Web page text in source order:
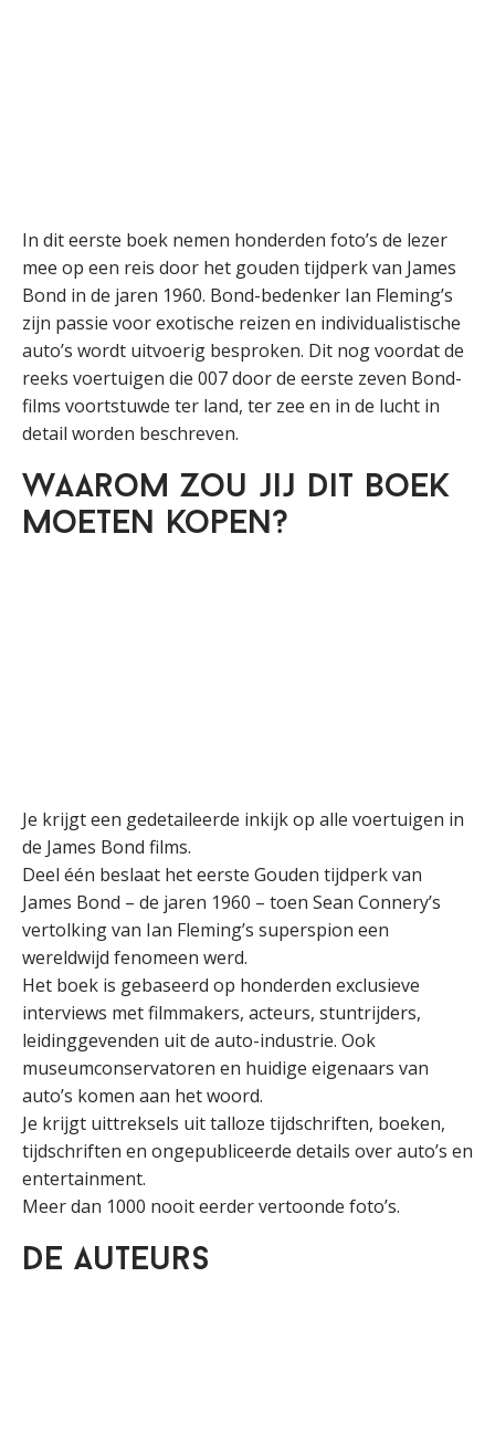
In dit eerste boek nemen honderden foto’s de lezer
mee op een reis door het gouden tijdperk van James
Bond in de jaren 1960. Bond-bedenker Ian Fleming’s
zijn passie voor exotische reizen en individualistische
auto’s wordt uitvoerig besproken. Dit nog voordat de
reeks voertuigen die 007 door de eerste zeven Bond-
films voortstuwde ter land, ter zee en in de lucht in
detail worden beschreven.
Waarom zou jij dit boek
moeten kopen?
Je krijgt een gedetaileerde inkijk op alle voertuigen in
de James Bond films.
Deel één beslaat het eerste Gouden tijdperk van
James Bond – de jaren 1960 – toen Sean Connery’s
vertolking van Ian Fleming’s superspion een
wereldwijd fenomeen werd.
Het boek is gebaseerd op honderden exclusieve
interviews met filmmakers, acteurs, stuntrijders,
leidinggevenden uit de auto-industrie. Ook
museumconservatoren en huidige eigenaars van
auto’s komen aan het woord.
Je krijgt uittreksels uit talloze tijdschriften, boeken,
tijdschriften en ongepubliceerde details over auto’s en
entertainment.
Meer dan 1000 nooit eerder vertoonde foto’s.
De auteurs